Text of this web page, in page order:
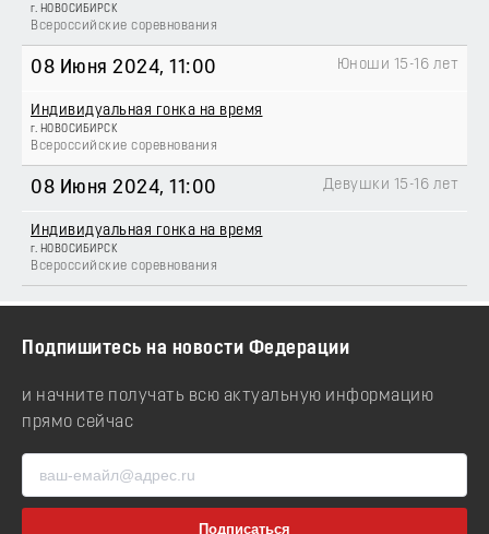
г. НОВОСИБИРСК
Всероссийские соревнования
08 Июня 2024, 11:00
Индивидуальная гонка на время
г. НОВОСИБИРСК
Всероссийские соревнования
Юноши 15-16 лет
08 Июня 2024, 11:00
Индивидуальная гонка на время
г. НОВОСИБИРСК
Всероссийские соревнования
Девушки 15-16 лет
Подпишитесь на новости Федерации
и начните получать всю актуальную информацию
прямо сейчас